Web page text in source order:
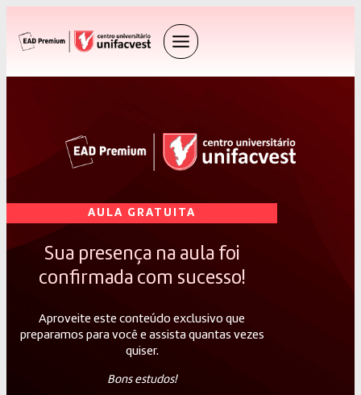
AULA GRATUITA
Sua presença na aula foi
confirmada com sucesso!
Aproveite este conteúdo exclusivo que
preparamos para você e assista quantas vezes
quiser.
Bons estudos!